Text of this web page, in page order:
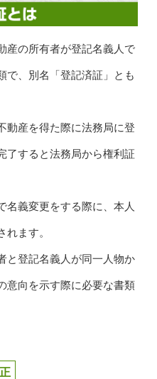
産の所有者が登記名義人で
で、別名「登記済証」とも
動産を得た際に法務局に登
了すると法務局から権利証
名義変更をする際に、本人
れます。
と登記名義人が同一人物か
意向を示す際に必要な書類